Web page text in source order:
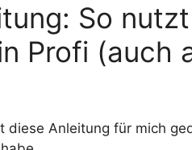
So
Profi (auch
diese Anleitung für mich